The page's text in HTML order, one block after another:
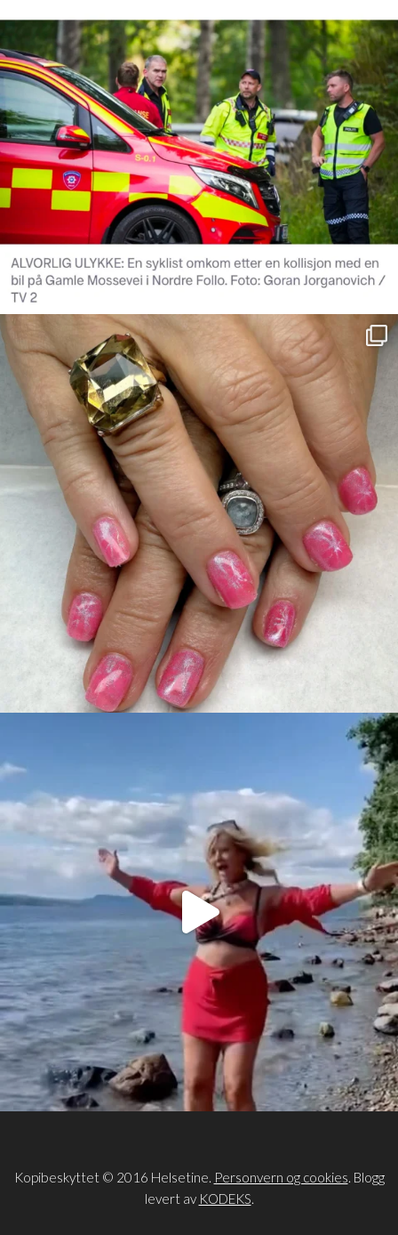
Kopibeskyttet © 2016 Helsetine. Personvern og cookies. Blogg
levert av KODEKS.